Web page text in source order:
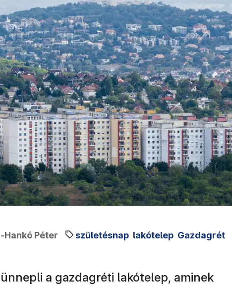
Hankó Péter születésnap lakótelep Gazdagrét
a gazdagréti lakótelep, aminek